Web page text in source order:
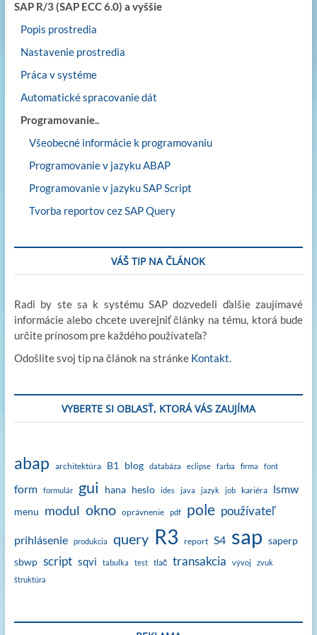
SAP R/3 (SAP ECC 6.0) a vyššie
Popis prostredia
Nastavenie prostredia
Práca v systéme
Automatické spracovanie dát
Programovanie..
Všeobecné informácie k programovaniu
Programovanie v jazyku ABAP
Programovanie v jazyku SAP Script
Tvorba reportov cez SAP Query
VÁŠ TIP NA ČLÁNOK
Radi by ste sa k systému SAP dozvedeli ďalšie zaujímavé
informácie alebo chcete uverejniť články na tému, ktorá bude
určite prínosom pre každého používateľa?
Odošlite svoj tip na článok na stránke Kontakt.
VYBERTE SI OBLASŤ, KTORÁ VÁS ZAUJÍMA
abap architektúra B1 blog databáza eclipse farba firma font
form formulár gui hana heslo ides java jazyk job kariéra lsmw
menu modul okno oprávnenie pdf pole používateľ
prihlásenie produkcia query R3 report S4 sap saperp
sbwp script sqvi tabulka test tlač transakcia vývoj
zvuk
štruktúra